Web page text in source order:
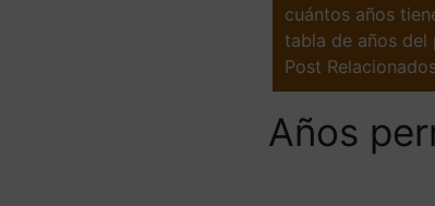
cuántos años
tabla de años del
Post
Años